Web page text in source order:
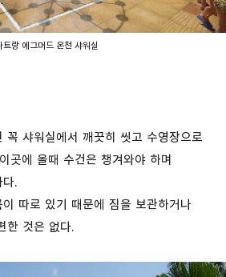
트랑 에그머드 온천 샤워실
꼭 샤워실에서 깨끗히 씻고 수영장으로
곳에 올때 수건은 챙겨와야 하며
.
따로 있기 때문에 짐을 보관하거나
한 것은 없다.